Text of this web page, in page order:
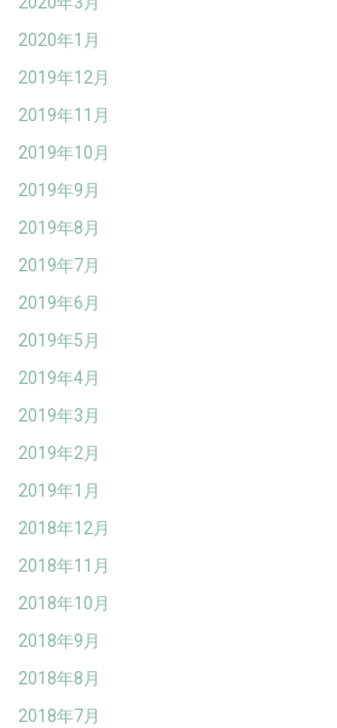
2020年1月
2019年12月
2019年11月
2019年10月
2019年9月
2019年8月
2019年7月
2019年6月
2019年5月
2019年4月
2019年3月
2019年2月
2019年1月
2018年12月
2018年11月
2018年10月
2018年9月
2018年8月
2018年7月